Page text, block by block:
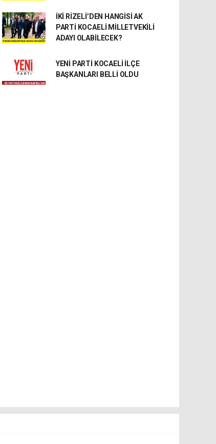
İKİ RİZELİ’DEN HANGİSİ AK
PARTİ KOCAELİ MİLLETVEKİLİ
ADAYI OLABİLECEK?
YENİ PARTİ KOCAELİ İLÇE
BAŞKANLARI BELLİ OLDU